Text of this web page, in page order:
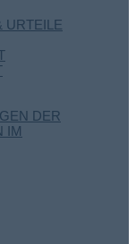
URTEILE
DER
IM